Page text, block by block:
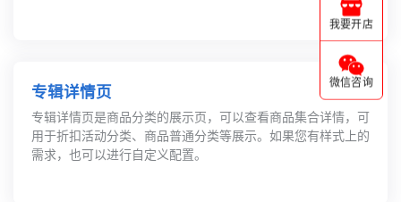
专辑详情页
专辑详情页是商品分类的展示页，可以查看商品集合详情，可
用于折扣活动分类、商品普通分类等展示。如果您有样式上的
需求，也可以进行自定义配置。
我要开店
微信咨询